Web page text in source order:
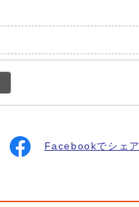
Facebookでシェア